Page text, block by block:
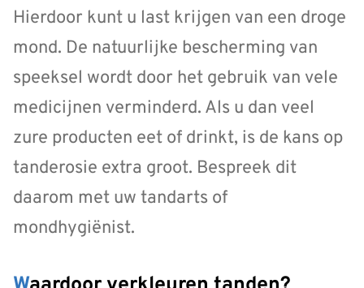
Hierdoor kunt u last krijgen van een droge
mond. De natuurlijke bescherming van
speeksel wordt door het gebruik van vele
medicijnen verminderd. Als u dan veel
zure producten eet of drinkt, is de kans op
tanderosie extra groot. Bespreek dit
daarom met uw tandarts of
mondhygiënist.